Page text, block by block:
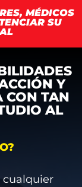
MÉDICOS
SU
Y
CON TAN
AL
cualquier